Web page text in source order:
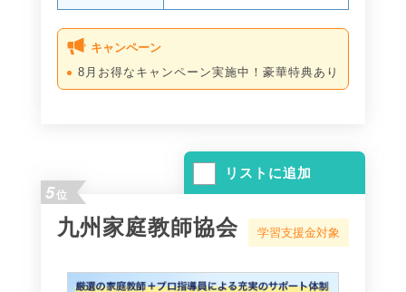
キャンペーン
8月お得なキャンペーン実施中！豪華特典あり
リストに追加
5位
九州家庭教師協会 学習支援金対象